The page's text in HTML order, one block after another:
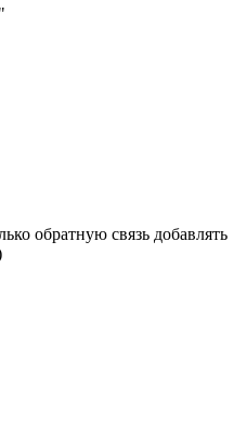
обратную связь добавлять